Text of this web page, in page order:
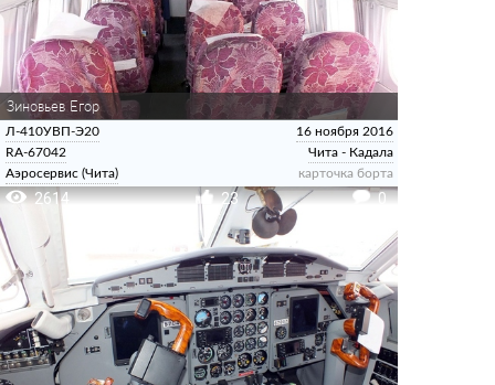
Зиновьев Егор
Л-410УВП-Э20
RA-67042
Аэросервис (Чита)
16 ноября 2016
Чита - Кадала
карточка борта
2614 23 0